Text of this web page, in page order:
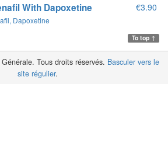
With Dapoxetine
Dapoxetine
€3.90
To top ↑
Tous droits réservés. Basculer vers le
site régulier.